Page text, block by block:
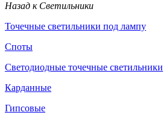
Назад к Светильники
Точечные светильники под лампу
Споты
Светодиодные точечные светильники
Карданные
Гипсовые